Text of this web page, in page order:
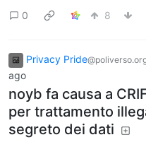
0 8
Privacy Pride
ago
noyb fa causa a
per trattamento
segreto dei dati